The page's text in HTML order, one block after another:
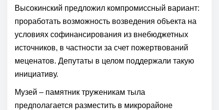
Высокинский предложил компромиссный вариант:
проработать возможность возведения объекта на
условиях софинансирования из внебюджетных
источников, в частности за счет пожертвований
меценатов. Депутаты в целом поддержали такую
инициативу.
Музей – памятник труженикам тыла
предполагается разместить в микрорайоне